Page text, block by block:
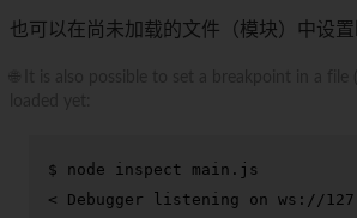
也可以在尚未加载的文件（模块）中设置
$ node inspect main.js
< Debugger listening on ws://